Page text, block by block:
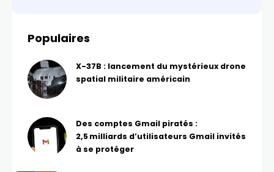
Populaires
X-37B : lancement du mystérieux drone
spatial militaire américain
Des comptes Gmail piratés :
2,5 milliards d’utilisateurs Gmail invités
à se protéger